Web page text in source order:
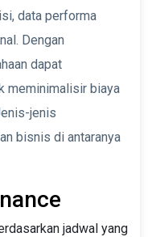
data performa
Dengan
dapat
meminimalisir biaya
jenis
bisnis di antaranya
jadwal yang